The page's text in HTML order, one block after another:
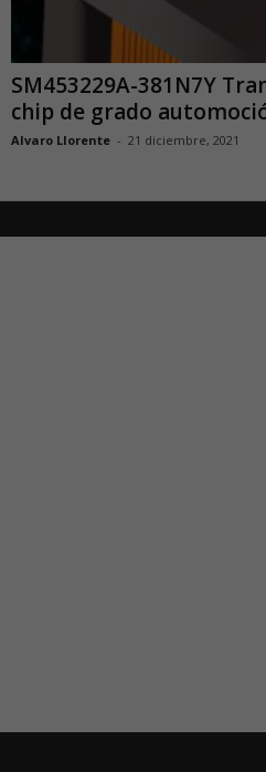
SM453229A-381N7Y
chip de grado
Alvaro Llorente - 21 diciembre, 2021